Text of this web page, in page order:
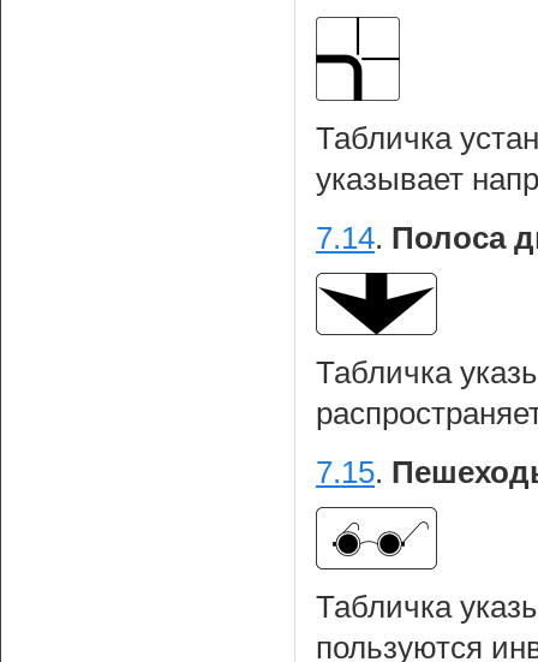
Табличка
указывает
7.14. Полоса
Табличка
7.15.
Табличка
пользуются